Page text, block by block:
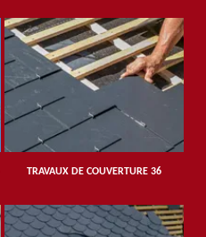
TRAVAUX DE COUVERTURE 36